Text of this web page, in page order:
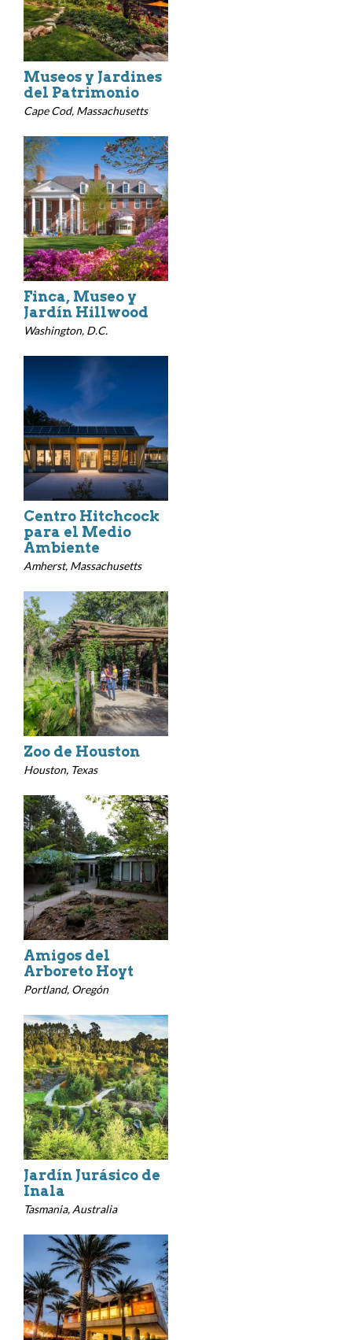
Museos y Jardines
del Patrimonio
Cape Cod, Massachusetts
Finca, Museo y
Jardín Hillwood
Washington, D.C.
Centro Hitchcock
para el Medio
Ambiente
Amherst, Massachusetts
Zoo de Houston
Houston, Texas
Amigos del
Arboreto Hoyt
Portland, Oregón
Jardín Jurásico de
Inala
Tasmania, Australia